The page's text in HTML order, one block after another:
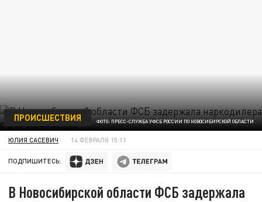
ФОТО: ПРЕСС-СЛУЖБА УФСБ РОССИИ ПО НОВОСИБИРСКОЙ ОБЛАСТИ
ПРОИСШЕСТВИЯ
ЮЛИЯ САСЕВИЧ 14 ФЕВРАЛЯ 15:11
ПОДПИШИТЕСЬ:
В Новосибирской области ФСБ задержала